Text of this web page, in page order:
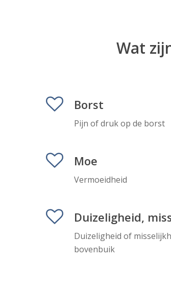
Wat
Borst
Pijn of druk op de borst
Moe
Vermoeidheid
Duizeligheid,
Duizeligheid of
bovenbuik